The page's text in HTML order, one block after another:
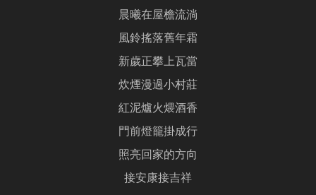
晨曦在屋檐流淌
風鈴搖落舊年霜
新歲正攀上瓦當
炊煙漫過小村莊
紅泥爐火煨酒香
門前燈籠掛成行
照亮回家的方向
接安康接吉祥